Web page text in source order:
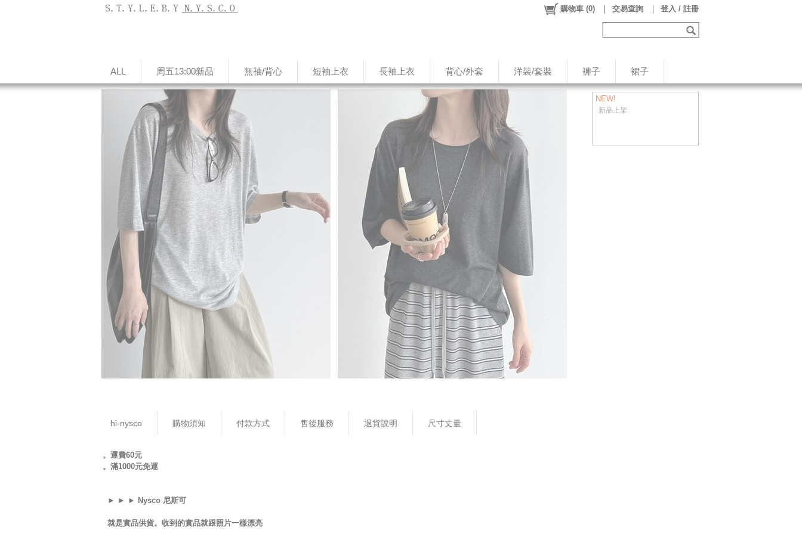
ALL 周五13:00新品 無䄂/背心 短袖上衣 長袖上衣 背心/外套 洋裝/套裝 褲子 裙子
購物車 (0) 交易查詢 登入 / 註冊
NEW!
新品上架
hi-nysco 購物須知 付款方式 售後服務 退貨說明 尺寸丈量
。運費60元
。滿1000元免運
► ► ► Nysco 尼斯可
就是實品供貨。收到的實品就跟照片一樣漂亮